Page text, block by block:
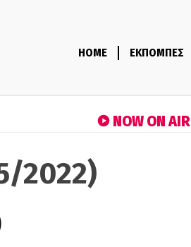
HOME ΕΚΠΟΜΠΕΣ
NOW ON AIR
2022)